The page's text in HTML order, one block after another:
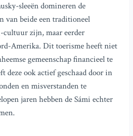
sleeën domineren de
van beide een traditioneel
cultuur zijn, maar eerder
Amerika. Dit toerisme heeft niet
gemeenschap financieel te
deze ook actief geschaad door in
en misverstanden te
jaren hebben de Sámi echter